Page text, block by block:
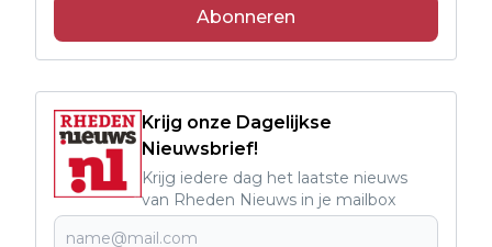
Abonneren
Krijg onze Dagelijkse
Nieuwsbrief!
Krijg iedere dag het laatste nieuws
van Rheden Nieuws in je mailbox